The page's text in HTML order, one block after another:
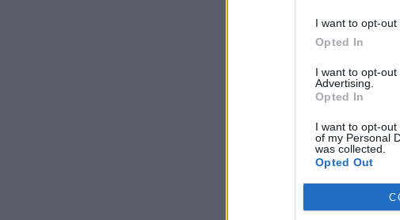
I want to opt-out
Opted In
I want to opt-
Advertising.
Opted In
I want to opt-
of my Personal
was collected.
Opted Out